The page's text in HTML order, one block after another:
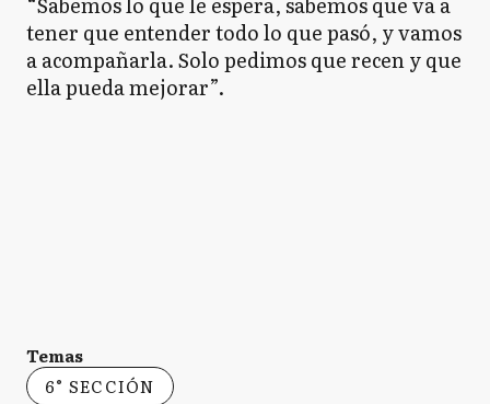
tener que entender todo lo que pasó, y vamos
a acompañarla.Solo pedimos que recen y que
ella pueda mejorar”.
Temas
6° SECCIÓN